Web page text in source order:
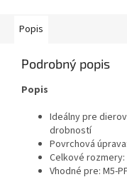
Popis
Podrobný popis
Popis
Ideálny pre
drobností
Povrchová
Celkové rozmery:
Vhodné pre: M5-